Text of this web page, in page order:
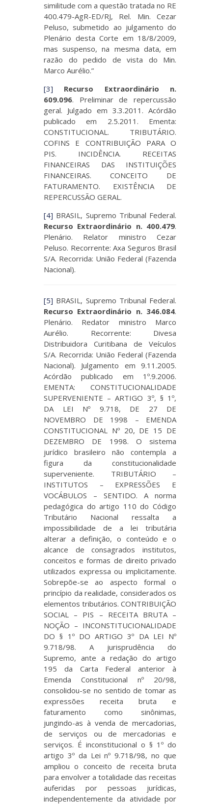
similitude com a questão tratada no RE
400.479-AgR-ED/RJ, Rel. Min. Cezar
Peluso, submetido ao julgamento do
Plenário desta Corte em 18/8/2009,
mas suspenso, na mesma data, em
razão do pedido de vista do Min.
Marco Aurélio.”
[3]
Recurso Extraordinário n.
609.096. Preliminar de repercussão
geral. Julgado em 3.3.2011. Acórdão
publicado em 2.5.2011. Ementa:
CONSTITUCIONAL. TRIBUTÁRIO.
COFINS E CONTRIBUIÇÃO PARA O
PIS. INCIDÊNCIA. RECEITAS
FINANCEIRAS DAS INSTITUIÇÕES
FINANCEIRAS. CONCEITO DE
FATURAMENTO. EXISTÊNCIA DE
REPERCUSSÃO GERAL.
[4] BRASIL, Supremo Tribunal Federal.
Recurso Extraordinário n. 400.479.
Plenário. Relator ministro Cezar
Peluso. Recorrente: Axa Seguros Brasil
S/A. Recorrida: União Federal (Fazenda
Nacional).
[5] BRASIL, Supremo Tribunal Federal.
Recurso Extraordinário n. 346.084.
Plenário. Redator ministro Marco
Aurélio. Recorrente: Divesa
Distribuidora Curitibana de Veículos
S/A. Recorrida: União Federal (Fazenda
Nacional). Julgamento em 9.11.2005.
Acórdão publicado em 1º.9.2006.
EMENTA: CONSTITUCIONALIDADE
SUPERVENIENTE – ARTIGO 3º, § 1º,
DA LEI Nº 9.718, DE 27 DE
NOVEMBRO DE 1998 – EMENDA
CONSTITUCIONAL Nº 20, DE 15 DE
DEZEMBRO DE 1998. O sistema
jurídico brasileiro não contempla a
figura da constitucionalidade
superveniente. TRIBUTÁRIO –
INSTITUTOS – EXPRESSÕES E
VOCÁBULOS – SENTIDO. A norma
pedagógica do artigo 110 do Código
Tributário Nacional ressalta a
impossibilidade de a lei tributária
alterar a definição, o conteúdo e o
alcance de consagrados institutos,
conceitos e formas de direito privado
utilizados expressa ou implicitamente.
Sobrepõe-se ao aspecto formal o
princípio da realidade, considerados os
elementos tributários. CONTRIBUIÇÃO
SOCIAL – PIS – RECEITA BRUTA –
NOÇÃO – INCONSTITUCIONALIDADE
DO § 1º DO ARTIGO 3º DA LEI Nº
9.718/98. A jurisprudência do
Supremo, ante a redação do artigo
195 da Carta Federal anterior à
Emenda Constitucional nº 20/98,
consolidou-se no sentido de tomar as
expressões receita bruta e
faturamento como sinônimas,
jungindo-as à venda de mercadorias,
de serviços ou de mercadorias e
serviços. É inconstitucional o § 1º do
artigo 3º da Lei nº 9.718/98, no que
ampliou o conceito de receita bruta
para envolver a totalidade das receitas
auferidas por pessoas jurídicas,
independentemente da atividade por